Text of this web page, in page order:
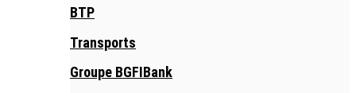
BTP
Transports
Groupe BGFIBank